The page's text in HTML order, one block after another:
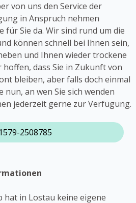
von uns den Service der
in Anspruch nehmen
für Sie da. Wir sind rund um die
können schnell bei Ihnen sein,
und Ihnen wieder trockene
hoffen, dass Sie in Zukunft von
bleiben, aber falls doch einmal
an wen Sie sich wenden
jederzeit gerne zur Verfügung.
2508785
hat in Lostau keine eigene